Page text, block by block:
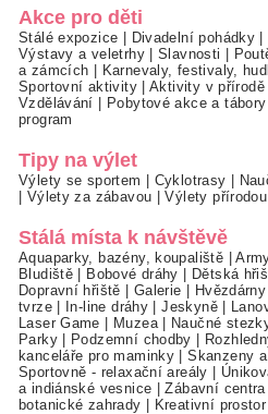
Akce pro děti
Stálé expozice Divadelní pohádky
Výstavy a veletrhy|Slavnosti
a zámcích
Karnevaly, festivaly,
Sportovní aktivity|Aktivity v přírodě
Vzdělávání
Pobytové akce a tábory
program
Tipy na výlet
Výlety se sportem Cyklotrasy
Výlety za zábavou |Výlety přírodou
Stálá místa k návštěvě
Aquaparky, bazény, koupaliště |
Bludiště
Bobové dráhy Dětská
Dopravní hřiště
Galerie
tvrze| In-line dráhy |Jeskyně|
Laser Game
Muzea| Naučné
Parky| Podzemní chodby
kanceláře pro maminky |Skanzeny
Sportovně - relaxační areály
a indiánské vesnice |Zábavní
botanické zahrady
Kreativní prostor